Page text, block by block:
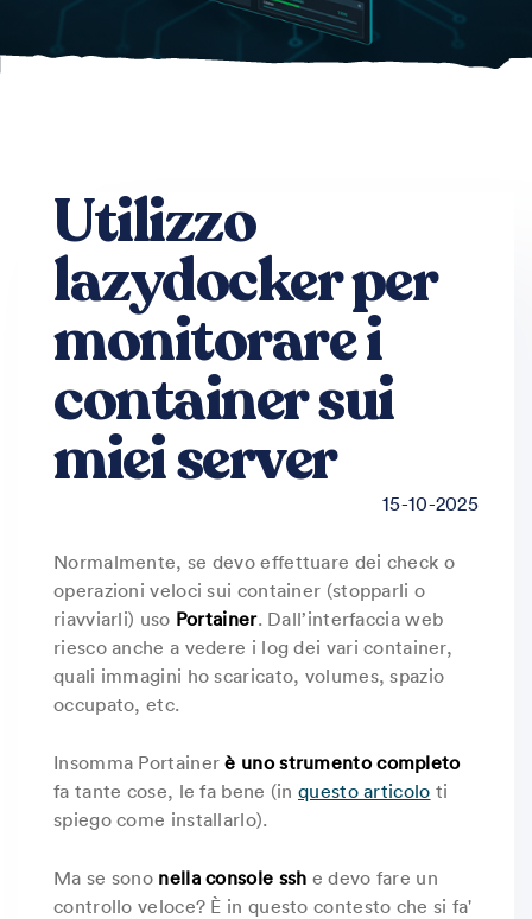
Utilizzo
lazydocker per
monitorare i
container sui
miei server
15-10-2025
Normalmente, se devo effettuare dei check o
operazioni veloci sui container (stopparli o
riavviarli) uso Portainer. Dall’interfaccia web
riesco anche a vedere i log dei vari container,
quali immagini ho scaricato, volumes, spazio
occupato, etc.
Insomma Portainerè uno strumento completo
fa tante cose, le fa bene (inquesto articolo ti
spiego come installarlo).
Ma se sono nella console ssh e devo fare un
controllo veloce? È in questo contesto che si fa'